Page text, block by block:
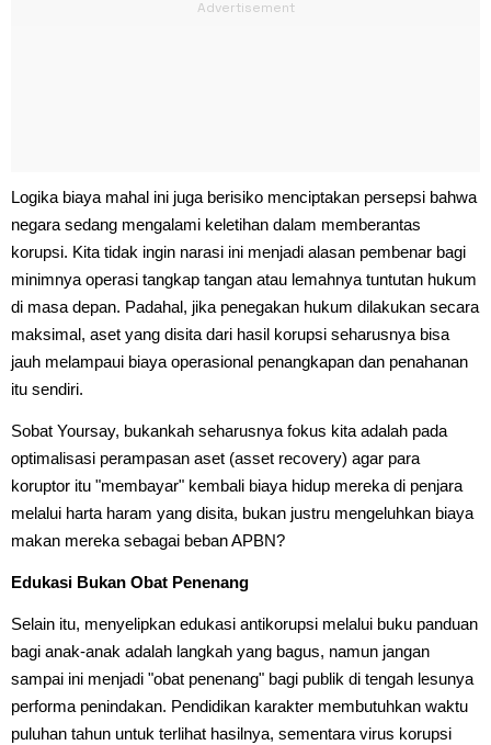
Logika biaya mahal ini juga berisiko menciptakan persepsi bahwa
negara sedang mengalami keletihan dalam memberantas
korupsi. Kita tidak ingin narasi ini menjadi alasan pembenar bagi
minimnya operasi tangkap tangan atau lemahnya tuntutan hukum
di masa depan. Padahal, jika penegakan hukum dilakukan secara
maksimal, aset yang disita dari hasil korupsi seharusnya bisa
jauh melampaui biaya operasional penangkapan dan penahanan
itu sendiri.
Sobat Yoursay, bukankah seharusnya fokus kita adalah pada
optimalisasi perampasan aset (asset recovery) agar para
koruptor itu "membayar" kembali biaya hidup mereka di penjara
melalui harta haram yang disita, bukan justru mengeluhkan biaya
makan mereka sebagai beban APBN?
Edukasi Bukan Obat Penenang
Selain itu, menyelipkan edukasi antikorupsi melalui buku panduan
bagi anak-anak adalah langkah yang bagus, namun jangan
sampai ini menjadi "obat penenang" bagi publik di tengah lesunya
performa penindakan. Pendidikan karakter membutuhkan waktu
puluhan tahun untuk terlihat hasilnya, sementara virus korupsi